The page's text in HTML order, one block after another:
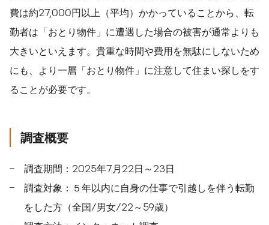
費は約27,000円以上（平均）かかっていることから、転
勤者は「おとり物件」に遭遇した場合の被害が通常よりも
大きいといえます。貴重な時間や費用を無駄にしないため
にも、より一層「おとり物件」に注意して住まい探しをす
ることが必要です。
調査概要
調査期間：2025年7月22日～23日
調査対象：５年以内に自身の仕事で引越しを伴う転勤
をした方（全国/男女/22～59歳）